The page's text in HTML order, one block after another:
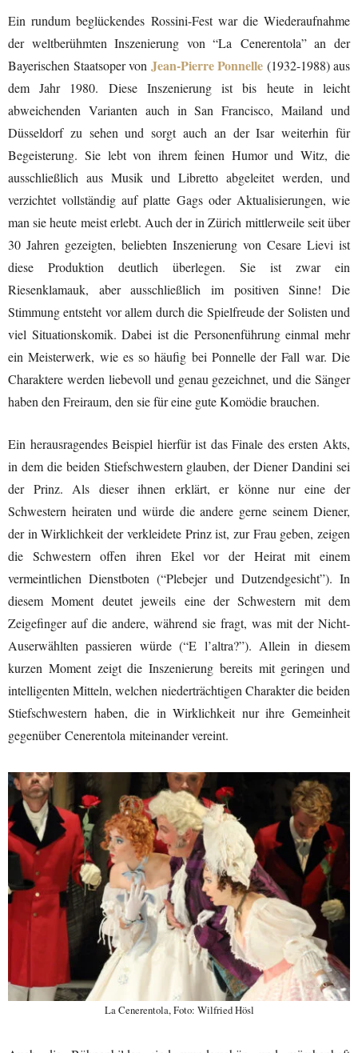
Ein rundum beglückendes Rossini-Fest war die Wiederaufnahme
der weltberühmten Inszenierung von “La Cenerentola” an der
Bayerischen Staatsoper von Jean-Pierre Ponnelle (1932-1988) aus
dem Jahr 1980. Diese Inszenierung ist bis heute in leicht
abweichenden Varianten auch in San Francisco, Mailand und
Düsseldorf zu sehen und sorgt auch an der Isar weiterhin für
Begeisterung. Sie lebt von ihrem feinen Humor und Witz, die
ausschließlich aus Musik und Libretto abgeleitet werden, und
verzichtet vollständig auf platte Gags oder Aktualisierungen, wie
man sie heute meist erlebt. Auch der in Zürich mittlerweile seit über
30 Jahren gezeigten, beliebten Inszenierung von Cesare Lievi ist
diese Produktion deutlich überlegen. Sie ist zwar ein
Riesenklamauk, aber ausschließlich im positiven Sinne! Die
Stimmung entsteht vor allem durch die Spielfreude der Solisten und
viel Situationskomik. Dabei ist die Personenführung einmal mehr
ein Meisterwerk, wie es so häufig bei Ponnelle der Fall war. Die
Charaktere werden liebevoll und genau gezeichnet, und die Sänger
haben den Freiraum, den sie für eine gute Komödie brauchen.
Ein herausragendes Beispiel hierfür ist das Finale des ersten Akts,
in dem die beiden Stiefschwestern glauben, der Diener Dandini sei
der Prinz. Als dieser ihnen erklärt, er könne nur eine der
Schwestern heiraten und würde die andere gerne seinem Diener,
der in Wirklichkeit der verkleidete Prinz ist, zur Frau geben, zeigen
die Schwestern offen ihren Ekel vor der Heirat mit einem
vermeintlichen Dienstboten (“Plebejer und Dutzendgesicht”). In
diesem Moment deutet jeweils eine der Schwestern mit dem
Zeigefinger auf die andere, während sie fragt, was mit der Nicht-
Auserwählten passieren würde (“E l’altra?”). Allein in diesem
kurzen Moment zeigt die Inszenierung bereits mit geringen und
intelligenten Mitteln, welchen niederträchtigen Charakter die beiden
Stiefschwestern haben, die in Wirklichkeit nur ihre Gemeinheit
gegenüberCenerentola miteinander vereint.
La Cenerentola, Foto: Wilfried Hösl